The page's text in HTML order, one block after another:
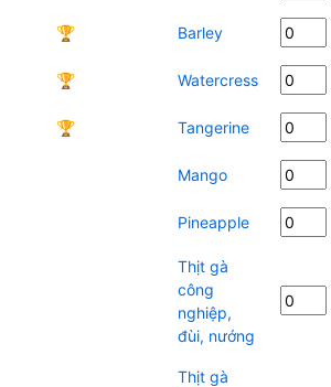
🏆 Barley
🏆 Watercress
🏆 Tangerine
Mango
Pineapple
Thịt gà
công
nghiệp,
đùi, nướng
Thịt gà